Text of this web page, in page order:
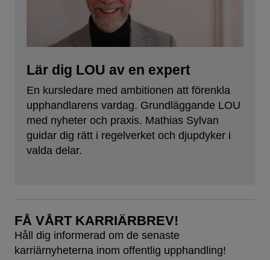
Lär dig LOU av en expert
En kursledare med ambitionen att förenkla
upphandlarens vardag. Grundläggande LOU
med nyheter och praxis. Mathias Sylvan
guidar dig rätt i regelverket och djupdyker i
valda delar.
FÅ VÅRT KARRIÄRBREV!
Håll dig informerad om de senaste
karriärnyheterna inom offentlig upphandling!